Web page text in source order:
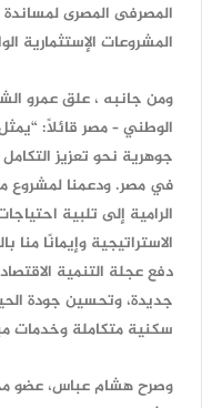
المصرفى المصرى لمساندة
المشروعات الإستثمارية
ومن جانبه ، علق عمرو
الوطني – مصر قائلاً:
جوهرية نحو تعزيز
في مصر. ودعمنا لمشروع
الرامية إلى تلبية
الاستراتيجية وإيمانًا
دفع عجلة التنمية
جديدة، وتحسين جودة
سكنية متكاملة وخدمات
وصرح هشام عباس، عضو